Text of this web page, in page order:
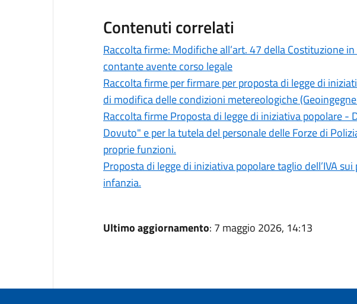
Contenuti correlati
Raccolta firme: Modifiche all’art. 47 della Costituzione
contante avente corso legale
Raccolta firme per firmare per proposta di legge di
di modifica delle condizioni metereologiche
Raccolta firme Proposta di legge di iniziativa popolare
Dovuto" e per la tutela del personale delle Forze di
proprie funzioni.
Proposta di legge di iniziativa popolare taglio dell’IVA
infanzia.
Ultimo aggiornamento: 7 maggio 2026, 14:13